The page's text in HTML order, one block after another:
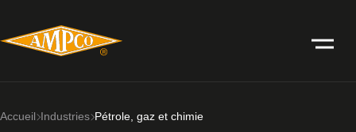
Accueil Industries Pétrole, gaz et chimie